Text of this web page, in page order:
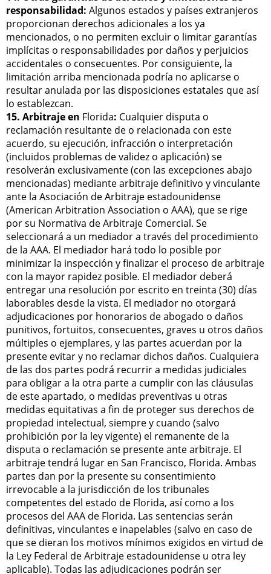
responsabilidad: Algunos estados y países extranjeros
proporcionan derechos adicionales a los ya
mencionados, o no permiten excluir o limitar garantías
implícitas o responsabilidades por daños y perjuicios
accidentales o consecuentes. Por consiguiente, la
limitación arriba mencionada podría no aplicarse o
resultar anulada por las disposiciones estatales que así
lo establezcan.
15. Arbitraje en Florida: Cualquier disputa o
reclamación resultante de o relacionada con este
acuerdo, su ejecución, infracción o interpretación
(incluidos problemas de validez o aplicación) se
resolverán exclusivamente (con las excepciones abajo
mencionadas) mediante arbitraje definitivo y vinculante
ante la Asociación de Arbitraje estadounidense
(American Arbitration Association o AAA), que se rige
por su Normativa de Arbitraje Comercial. Se
seleccionará a un mediador a través del procedimiento
de la AAA. El mediador hará todo lo posible por
minimizar la inspección y finalizar el proceso de arbitraje
con la mayor rapidez posible. El mediador deberá
entregar una resolución por escrito en treinta (30) días
laborables desde la vista. El mediador no otorgará
adjudicaciones por honorarios de abogado o daños
punitivos, fortuitos, consecuentes, graves u otros daños
múltiples o ejemplares, y las partes acuerdan por la
presente evitar y no reclamar dichos daños. Cualquiera
de las dos partes podrá recurrir a medidas judiciales
para obligar a la otra parte a cumplir con las cláusulas
de este apartado, o medidas preventivas u otras
medidas equitativas a fin de proteger sus derechos de
propiedad intelectual, siempre y cuando (salvo
prohibición por la ley vigente) el remanente de la
disputa o reclamación se presente ante arbitraje. El
arbitraje tendrá lugar en San Francisco, Florida. Ambas
partes dan por la presente su consentimiento
irrevocable a la jurisdicción de los tribunales
competentes del estado de Florida, así como a los
procesos del AAA de Florida. Las sentencias serán
definitivas, vinculantes e inapelables (salvo en caso de
que se dieran los motivos mínimos exigidos en virtud de
la Ley Federal de Arbitraje estadounidense u otra ley
aplicable). Todas las adjudicaciones podrán ser